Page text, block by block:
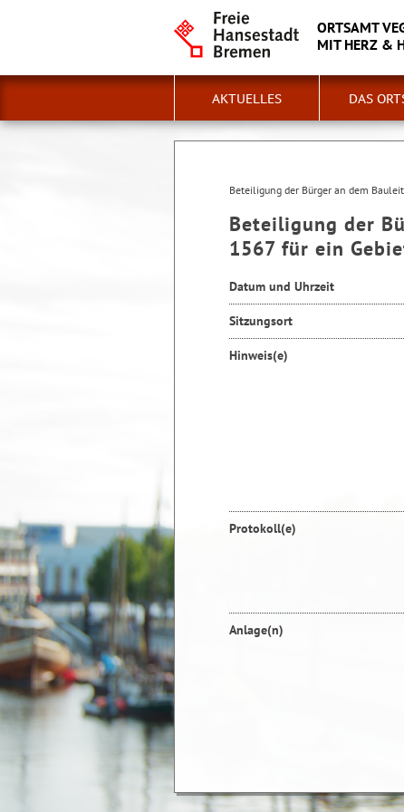
ORTSAMT
MIT HERZ &
AKTUELLES DAS
Beteiligung der Bürger an dem
Beteiligung der
1567 für ein
Datum und Uhrzeit
Sitzungsort
Hinweis(e)
Protokoll(e)
Anlage(n)